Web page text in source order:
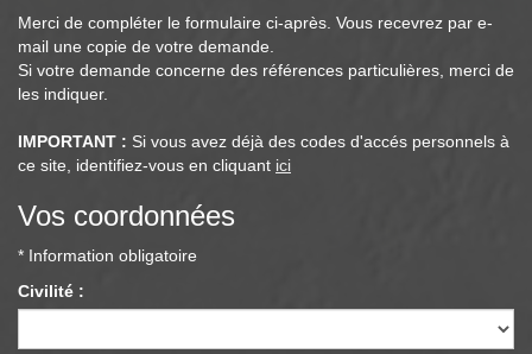
Merci de compléter le formulaire ci-après. Vous recevrez par e-
mail une copie de votre demande.
Si votre demande concerne des références particulières, merci de
les indiquer.
IMPORTANT : Si vous avez déjà des codes d'accés personnels à
ce site, identifiez-vous en cliquant ici
Vos coordonnées
* Information obligatoire
Civilité :